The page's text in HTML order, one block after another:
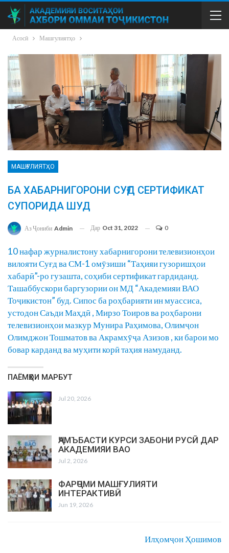
Асосӣ Машғулиятҳо
МАШҒУЛИЯТҲО
БА ХАБАРНИГОРОНИ СУҒД СЕРТИФИКАТ
СУПОРИДА ШУД
Аз Ҷониби Admin Дар Oct 31, 2022 0
10 нафар журналистону хабарнигорони телевизионҳои
вилояти Суғд ва СМ-1 омӯзиши “Таҳияи гузоришҳои
хабарӣ”-ро гузашта, соҳиби сертификат гардиданд.
Ташаббускори баргузории он МД “Академияи ВАО
Тоҷикистон” буд. Сипос ба роҳбарияти ин муассиса,
устодонСаъди Маҳдӣ ,Мирзо Тоировва роҳбарони
телевизионҳои мазкурМунира Раҳимова, Олимҷон
Олимджон ТошматовваАкрамхӯҷа Азизов, ки барои мо
бовар карданд ва муҳити корӣ таҳия намуданд.
ПАЁМҲОИ МАРБУТ
Jul 20, 2026
ҶАМЪБАСТИ КУРСИ ЗАБОНИ РУСӢ ДАР
АКАДЕМИЯИ ВАО
Jul 2, 2026
ФАРҶОМИ МАШҒУЛИЯТИ
ИНТЕРАКТИВӢ
Jun 19, 2026
Илҳомҷон Ҳошимов